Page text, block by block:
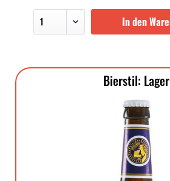
In den
Bierstil: Lager